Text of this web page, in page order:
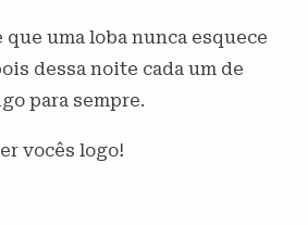
que uma loba nunca esquece
dessa noite cada um de
para sempre.
vocês logo!